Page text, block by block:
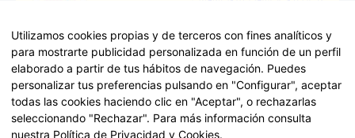
Plan de Recuperación, Transformación y Resiliencia – Financiado por
Utilizamos cookies propias y de terceros con fines analíticos y
para mostrarte publicidad personalizada en función de un perfil
elaborado a partir de tus hábitos de navegación. Puedes
personalizar tus preferencias pulsando en "Configurar", aceptar
todas las cookies haciendo clic en "Aceptar", o rechazarlas
seleccionando "Rechazar". Para más información consulta
nuestra Política de Privacidad y Cookies.